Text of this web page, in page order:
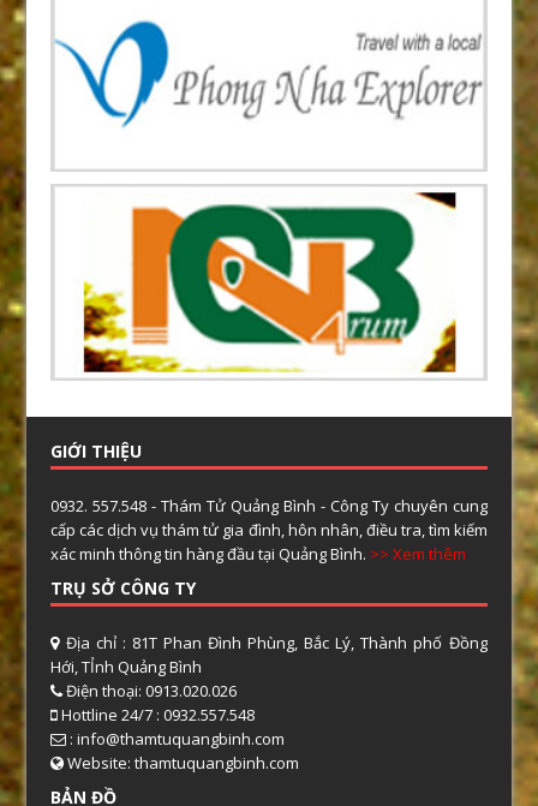
GIỚI THIỆU
0932. 557.548 - Thám Tử Quảng Bình - Công Ty chuyên cung
cấp các dịch vụ thám tử gia đình, hôn nhân, điều tra, tìm kiếm
xác minh thông tin hàng đầu tại Quảng Bình. >> Xem thêm
TRỤ SỞ CÔNG TY
Địa chỉ : 81T Phan Đình Phùng, Bắc Lý, Thành phố Đồng
Hới, TỈnh Quảng Bình
Điện thoại: 0913.020.026
Hottline 24/7 : 0932.557.548
: info@thamtuquangbinh.com
Website: thamtuquangbinh.com
BẢN ĐỒ